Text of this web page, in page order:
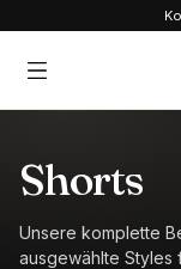
Shorts
Unsere komplette
ausgewählte Styles